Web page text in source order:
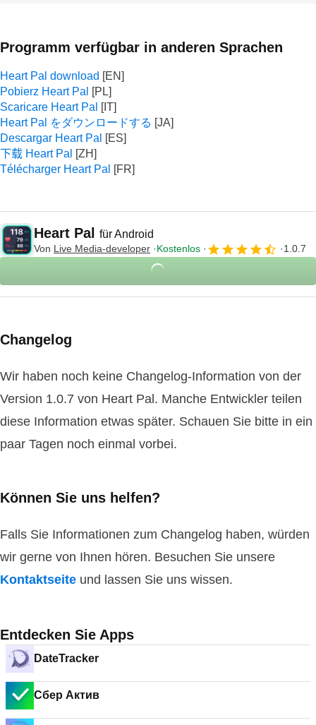
Programm verfügbar in anderen Sprachen
Heart Pal download
Pobierz Heart Pal
Scaricare Heart Pal
Heart Pal をダウンロードする
Descargar Heart Pal
下载 Heart Pal
Télécharger Heart Pal
Heart Pal für Android
Von Live Media-developer Kostenlos 1.0.7
Changelog
Wir haben noch keine Changelog-Information von der
Version 1.0.7 von Heart Pal. Manche Entwickler teilen
diese Information etwas später. Schauen Sie bitte in ein
paar Tagen noch einmal vorbei.
Können Sie uns helfen?
Falls Sie Informationen zum Changelog haben, würden
wir gerne von Ihnen hören. Besuchen Sie unsere
Kontaktseite und lassen Sie uns wissen.
Entdecken Sie Apps
DateTracker
Cбeр Актив